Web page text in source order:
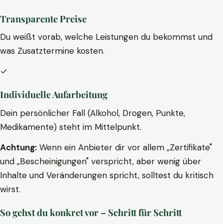
Transparente Preise
Du weißt vorab, welche Leistungen du bekommst und
was Zusatztermine kosten.
✓
Individuelle Aufarbeitung
Dein persönlicher Fall (Alkohol, Drogen, Punkte,
Medikamente) steht im Mittelpunkt.
Achtung: Wenn ein Anbieter dir vor allem „Zertifikate"
und „Bescheinigungen" verspricht, aber wenig über
Inhalte und Veränderungen spricht, solltest du kritisch
wirst.
So gehst du konkret vor – Schritt für Schritt